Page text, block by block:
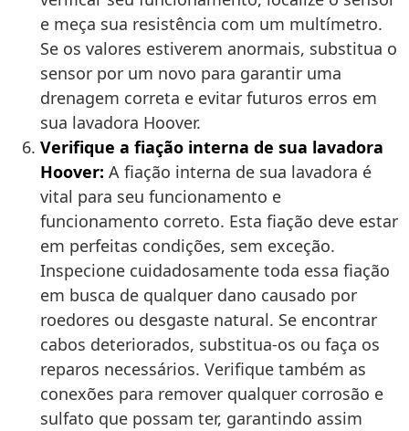
e meça sua resistência com um multímetro.
Se os valores estiverem anormais, substitua o
sensor por um novo para garantir uma
drenagem correta e evitar futuros erros em
sua lavadora Hoover.
Verifique a fiação interna de sua lavadora
Hoover: A fiação interna de sua lavadora é
vital para seu funcionamento e
funcionamento correto. Esta fiação deve estar
em perfeitas condições, sem exceção.
Inspecione cuidadosamente toda essa fiação
em busca de qualquer dano causado por
roedores ou desgaste natural. Se encontrar
cabos deteriorados, substitua-os ou faça os
reparos necessários. Verifique também as
conexões para remover qualquer corrosão e
sulfato que possam ter, garantindo assim